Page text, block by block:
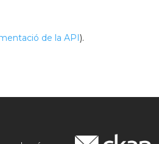
de la API).